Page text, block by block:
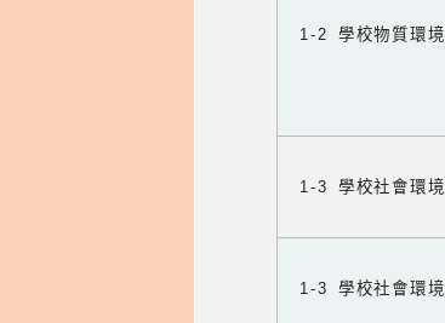
1-2 學校物質環境
1-3 學校社會環境
1-3 學校社會環境